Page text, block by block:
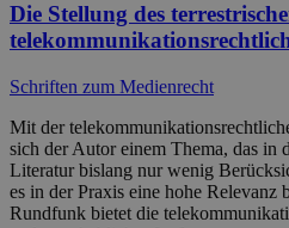
Die Stellung des
Schriften zum Medienrecht
Mit der
sich der Autor einem Thema, das in
Literatur bislang nur wenig
es in der Praxis eine hohe Relevanz
Rundfunk bietet die